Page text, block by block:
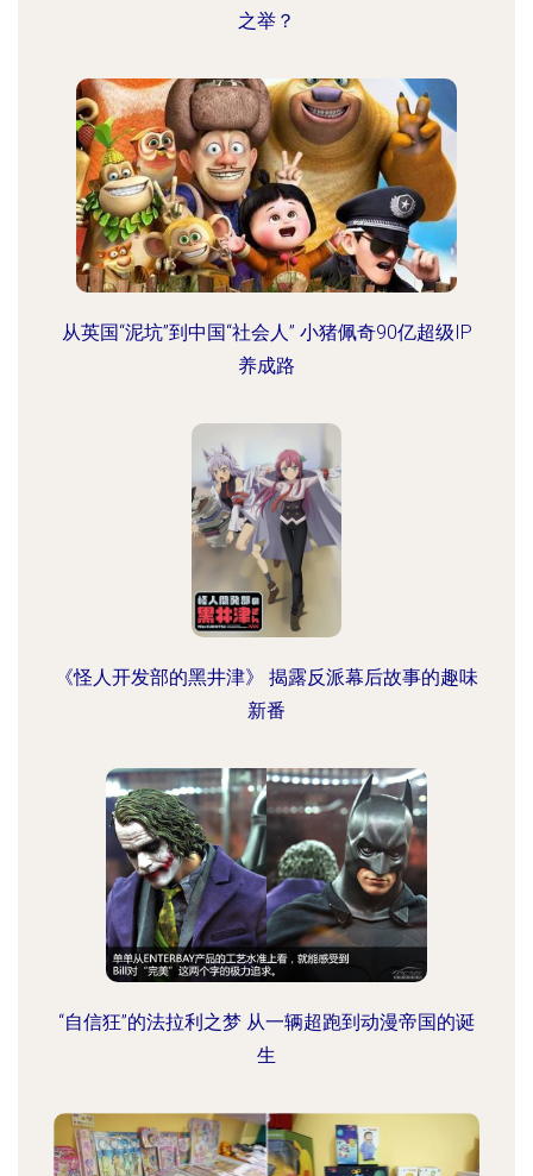
之举？
从英国“泥坑”到中国“社会人” 小猪佩奇90亿超级IP
养成路
《怪人开发部的黑井津》 揭露反派幕后故事的趣味
新番
“自信狂”的法拉利之梦 从一辆超跑到动漫帝国的诞
生